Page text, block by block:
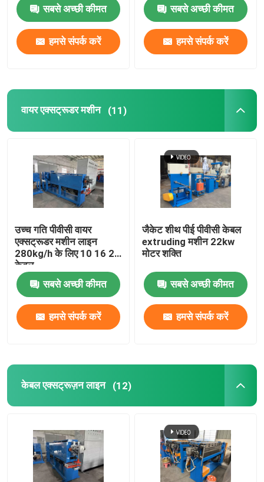
तांबा खींचने वाली मशीन
तांबा टपिंग मशीन
तांबा वेल्डिंग मशीन
सर्पिल वेल्डेड पाइप बनाने की मशीन
लेजर काटने की मशीन
केबल बॉबिन
सीसीवी लाइनें
तांबे के तार की ड्राइंग मर जाती है
सबसे अच्छी कीमत
हमसे संपर्क करें
सबसे अच्छी कीमत
हमसे संपर्क करें
वायर एक्सट्रूडर मशीन (11)
उच्च गति पीवीसी वायर
एक्सट्रूडर मशीन लाइन
280kg/h के लिए 10 16 25
केबल
सबसे अच्छी कीमत
हमसे संपर्क करें
जैकेट शीथ पीई पीवीसी केबल
extruding मशीन 22kw
मोटर शक्ति
सबसे अच्छी कीमत
हमसे संपर्क करें
केबल एक्सट्रूज़न लाइन (12)